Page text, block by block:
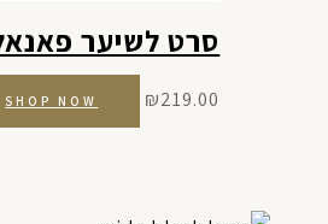
סרט לשיער פאנאלו
₪219.00
SHOP NOW